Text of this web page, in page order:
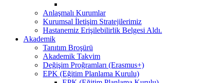
Anlaşmalı Kurumlar
Kurumsal İletişim Stratejilerimiz
Hastanemiz Erişilebilirlik Belgesi Aldı.
Akademik
Tanıtım Broşürü
Akademik Takvim
Değişim Proğramları (Erasmus+)
EPK (Eğitim Planlama Kurulu)